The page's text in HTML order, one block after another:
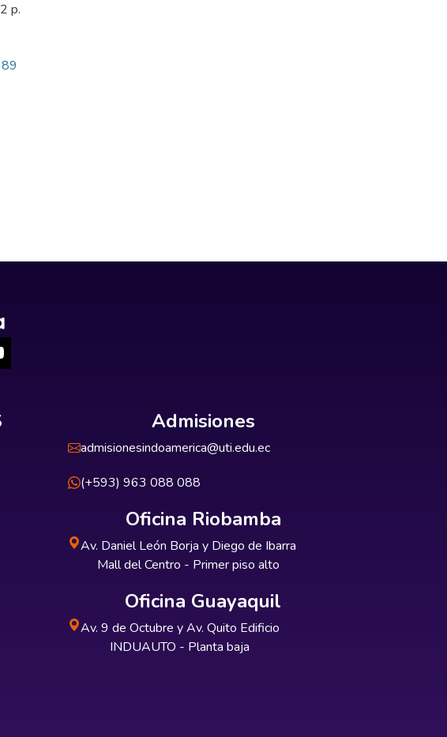
p.
Admisiones
admisionesindoamerica@uti.edu.ec
(+593) 963 088 088
Oficina Riobamba
Av. Daniel León Borja y Diego de Ibarra
Mall del Centro - Primer piso alto
Oficina Guayaquil
Av. 9 de Octubre y Av. Quito Edificio
INDUAUTO - Planta baja